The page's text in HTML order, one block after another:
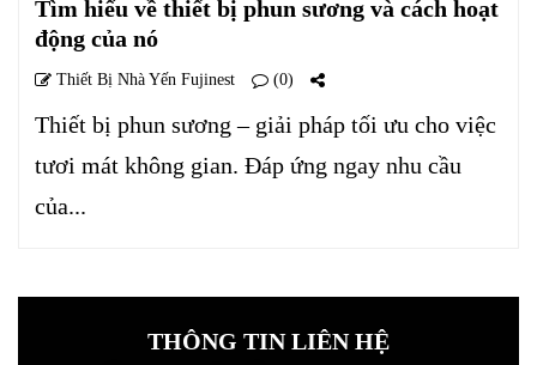
Tìm hiểu về thiết bị phun sương và cách hoạt
động của nó
Thiết Bị Nhà Yến Fujinest (0)
Thiết bị phun sương – giải pháp tối ưu cho việc
tươi mát không gian. Đáp ứng ngay nhu cầu
của...
THÔNG TIN LIÊN HỆ